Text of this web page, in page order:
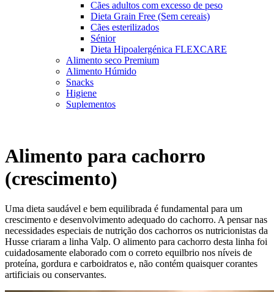
Cães adultos com excesso de peso
Dieta Grain Free (Sem cereais)
Cães esterilizados
Sénior
Dieta Hipoalergénica FLEXCARE
Alimento seco Premium
Alimento Húmido
Snacks
Higiene
Suplementos
Alimento para cachorro
(crescimento)
Uma dieta saudável e bem equilibrada é fundamental para um
crescimento e desenvolvimento adequado do cachorro. A pensar nas
necessidades especiais de nutrição dos cachorros os nutricionistas da
Husse criaram a linha Valp. O alimento para cachorro desta linha foi
cuidadosamente elaborado com o correto equilbrio nos níveis de
proteína, gordura e carboidratos e, não contém quaisquer corantes
artificiais ou conservantes.